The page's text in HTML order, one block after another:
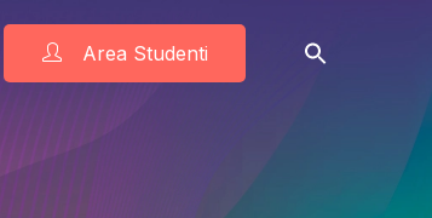
Area Studenti